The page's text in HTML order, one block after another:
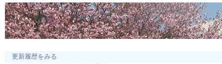
更新履歴をみる